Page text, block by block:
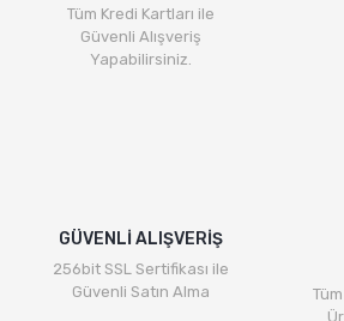
Tüm Kredi Kartları ile
Güvenli Alışveriş
Yapabilirsiniz.
GÜVENLİ ALIŞVERİŞ
256bit SSL Sertifikası ile
Güvenli Satın Alma